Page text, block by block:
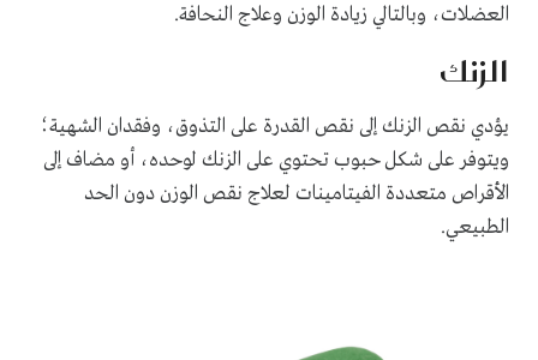
العضلات، وبالتالي زيادة الوزن وعلاج النحافة.
الزنك
يؤدي نقص الزنك إلى نقص القدرة على التذوق، وفقدان الشهية؛
ويتوفر على شكل حبوب تحتوي على الزنك لوحده، أو مضاف إلى
الأقراص متعددة الفيتامينات لعلاج نقص الوزن دون الحد
الطبيعي.